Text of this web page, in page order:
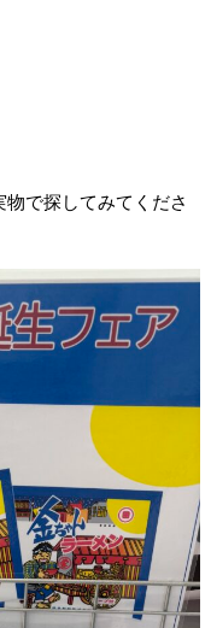
で探してみてくださ